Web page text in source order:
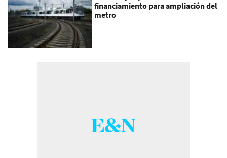
financiamiento para ampliación del
metro